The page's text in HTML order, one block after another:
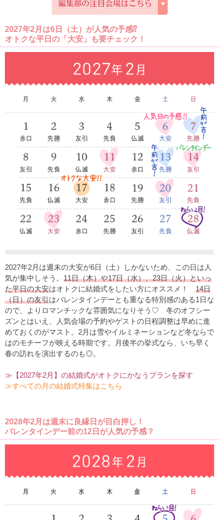
2027年2月は6日（土）が人気の予感⁉
オトクな平日の「大安」も要チェック！
2027年2月は週末の大安が6日（土）しかないため、この日は人
気が集中しそう。 11日（木）や17日（水）、23日（火）といっ
た平日の大安はオトクに結婚式をしたい方にオススメ！ 14日
（日）の友引はバレンタインデーとも重なる特別感のある1日な
ので、よりロマンチックな雰囲気になりそう♡ 冬のオフシー
ズンとはいえ、人気会場の予約やゲストの日程調整は早めに進
めておくのがマスト。2月は雪やイルミネーションなど冬ならで
はのモチーフが映える時期です。月後半の挙式なら、いち早く
春の訪れを演出するのも◎。
≫【2027年2月】の結婚式がオトクにかなうプランを探す
≫すべての月の結婚式特集はこちら
2028年2月は週末に良縁日が目白押し！
バレンタインデー前の12日が人気の予感？